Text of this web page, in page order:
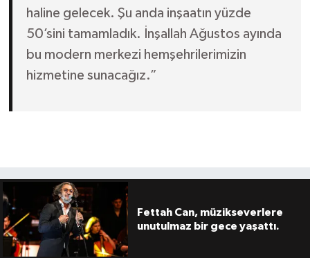
haline gelecek. Şu anda inşaatın yüzde
50’sini tamamladık. İnşallah Ağustos ayında
bu modern merkezi hemşehrilerimizin
hizmetine sunacağız.”
Fettah Can, müzikseverlere
unutulmaz bir gece yaşattı.